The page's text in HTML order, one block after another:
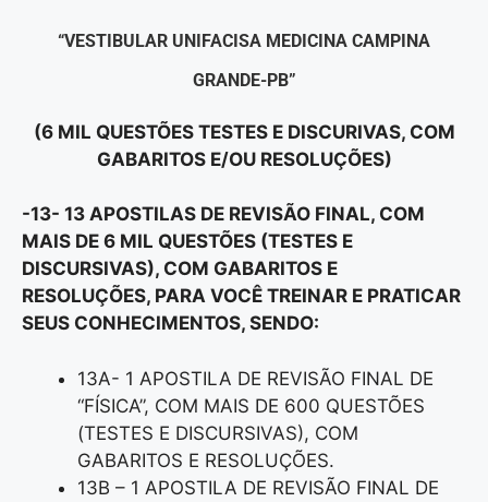
“VESTIBULAR UNIFACISA MEDICINA CAMPINA
GRANDE-PB”
(6 MIL QUESTÕES TESTES E DISCURIVAS, COM
GABARITOS E/OU RESOLUÇÕES)
-13- 13 APOSTILAS DE REVISÃO FINAL, COM
MAIS DE 6 MIL QUESTÕES (TESTES E
DISCURSIVAS), COM GABARITOS E
RESOLUÇÕES, PARA VOCÊ TREINAR E PRATICAR
SEUS CONHECIMENTOS, SENDO:
13A- 1 APOSTILA DE REVISÃO FINAL DE
“FÍSICA”, COM MAIS DE 600 QUESTÕES
(TESTES E DISCURSIVAS), COM
GABARITOS E RESOLUÇÕES.
13B – 1 APOSTILA DE REVISÃO FINAL DE